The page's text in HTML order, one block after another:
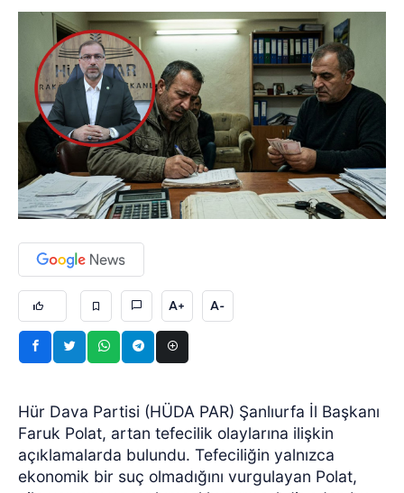
A+ A-
Hür Dava Partisi (HÜDA PAR) Şanlıurfa İl Başkanı
Faruk Polat, artan tefecilik olaylarına ilişkin
açıklamalarda bulundu. Tefeciliğin yalnızca
ekonomik bir suç olmadığını vurgulayan Polat,